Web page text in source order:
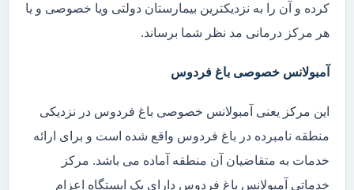
کرده و آن را به نزدیکترین بیمارستان دولتی ویا خصوصی و یا
هر مرکز درمانی مد نظر شما برساند.
آمبولانس خصوصی باغ فردوس
این مرکز یعنی آمبولانس خصوصی باغ فردوس در نزدیکی
منطقه نامبرده در باغ فردوس واقع شده است و برای ارائه
خدمات به متقاضیان آن منطقه آماده می باشد. مرکز
خدماتی آمبولانس باغ فردوس دارای یک ایستگاه اعزام